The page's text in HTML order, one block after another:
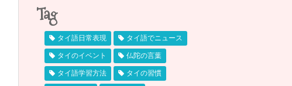
Tag
タイ語日常表現 タイ語でニュース
タイのイベント 仏陀の言葉
タイ語学習方法 タイの習慣